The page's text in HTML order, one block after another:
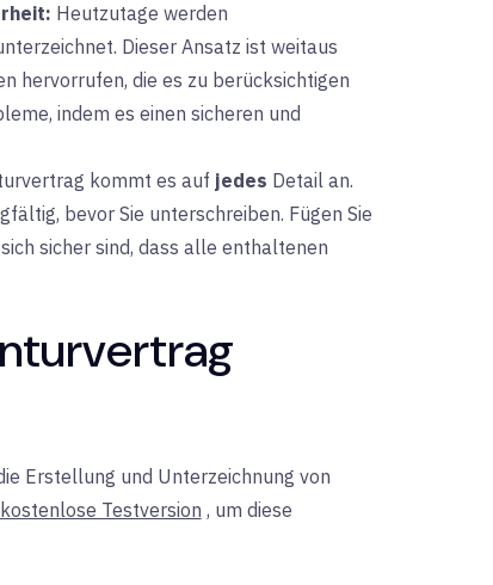
Heutzutage werden
Dieser Ansatz ist weitaus
hervorrufen, die es zu berücksichtigen
indem es einen sicheren und
kommt es auf jedes Detail an.
bevor Sie unterschreiben. Fügen Sie
sicher sind, dass alle enthaltenen
Erstellung und Unterzeichnung von
Testversion , um diese